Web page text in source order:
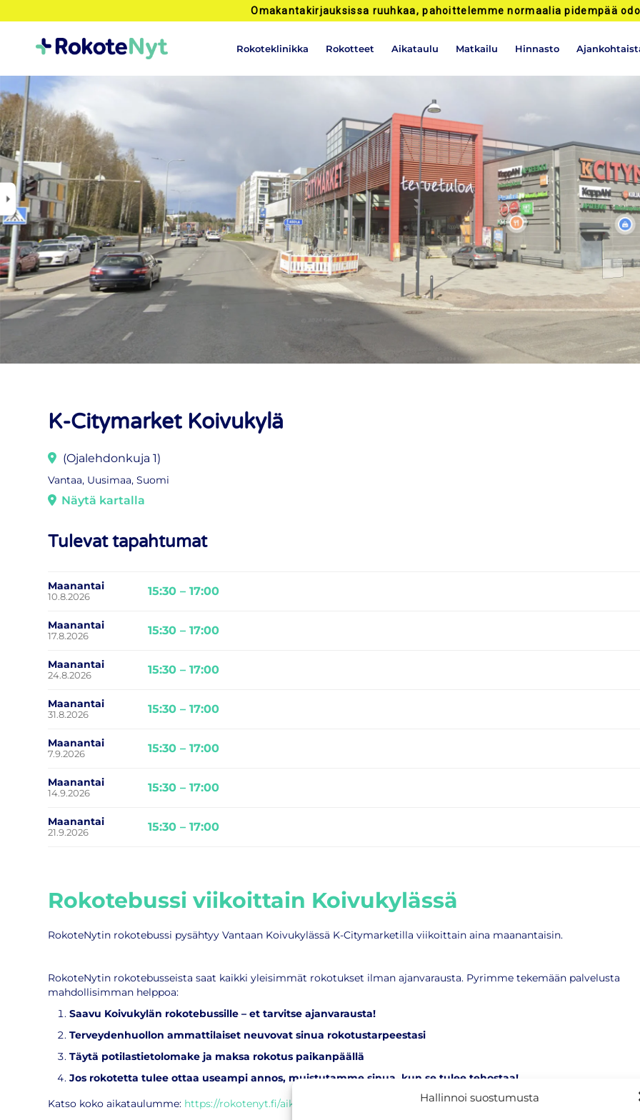
Hallinnoi suostumusta
Rokoteklinikka Rokotteet Aikataulu Matkailu Hinnasto
K-Citymarket Koivukylä
(Ojalehdonkuja 1)
Vantaa, Uusimaa, Suomi
Näytä kartalla
Tulevat tapahtumat
Maanantai
10.8.2026 15:30 – 17:00
Maanantai
17.8.2026 15:30 – 17:00
Maanantai
24.8.2026 15:30 – 17:00
Maanantai
31.8.2026 15:30 – 17:00
Maanantai
7.9.2026 15:30 – 17:00
Maanantai
14.9.2026 15:30 – 17:00
Maanantai
21.9.2026 15:30 – 17:00
Rokotebussi viikoittain Koivukylässä
RokoteNytin rokotebussi pysähtyy Vantaan Koivukylässä K-Citymarketilla viikoittain aina maanantaisin.
RokoteNytin rokotebusseista saat kaikki yleisimmät rokotukset ilman ajanvarausta. Pyrimme tekemään palvelusta
mahdollisimman helppoa:
Saavu Koivukylän rokotebussille – et tarvitse ajanvarausta!
Terveydenhuollon ammattilaiset neuvovat sinua rokotustarpeestasi
Täytä potilastietolomake ja maksa rokotus paikanpäällä
Jos rokotetta tulee ottaa useampi annos, muistutamme sinua, kun se tulee tehostaa!
Katso koko aikataulumme: https://rokotenyt.fi/aikataulu/
Omakantakirjauksissa ruuhkaa, pahoittelemme normaalia pidempää